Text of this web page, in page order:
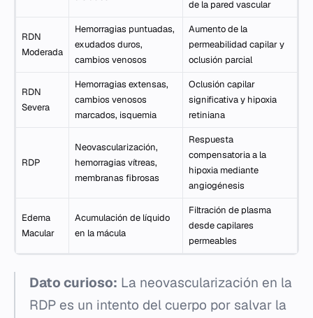
de la pared vascular
RDN
Moderada
Hemorragias puntuadas,
exudados duros,
cambios venosos
Aumento de la
permeabilidad capilar y
oclusión parcial
RDN
Severa
Hemorragias extensas,
cambios venosos
marcados, isquemia
Oclusión capilar
significativa y hipoxia
retiniana
RDP
Neovascularización,
hemorragias vítreas,
membranas fibrosas
Respuesta
compensatoria a la
hipoxia mediante
angiogénesis
Edema
Macular
Acumulación de líquido
en la mácula
Filtración de plasma
desde capilares
permeables
Dato curioso: La neovascularización en la
RDP es un intento del cuerpo por salvar la